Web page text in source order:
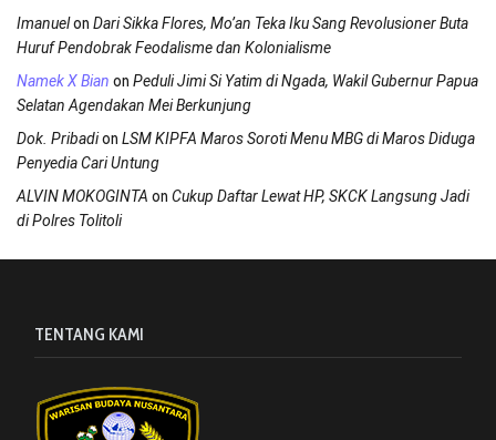
Imanuelon Dari Sikka Flores, Mo’an Teka Iku Sang Revolusioner Buta
Huruf Pendobrak Feodalisme dan Kolonialisme
Namek X Bian on Peduli Jimi Si Yatim di Ngada, Wakil Gubernur Papua
Selatan Agendakan Mei Berkunjung
Dok. Pribadion LSM KIPFA Maros Soroti Menu MBG di Maros Diduga
Penyedia Cari Untung
ALVIN MOKOGINTA on Cukup Daftar Lewat HP, SKCK Langsung Jadi
di Polres Tolitoli
TENTANG KAMI